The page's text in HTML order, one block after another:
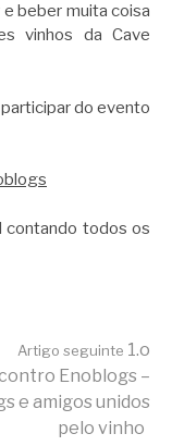
beber muita coisa
vinhos da Cave
do evento
contando todos os
Artigo seguinte 1.o
Enoblogs –
e amigos unidos
pelo vinho